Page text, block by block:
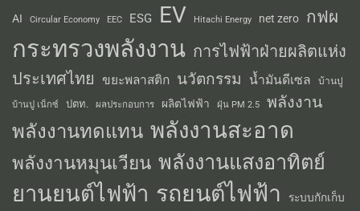
AI Circular Economy EEC ESG EV Hitachi Energy net zero กฟผ
กระทรวงพลังงาน การไฟฟ้าฝ่ายผลิตแห่ง
ประเทศไทย
ขยะพลาสติก นวัตกรรม น้ำมันดีเซล บ้านปู
บ้านปู เน็กซ์ ปตท. ผลประกอบการ ผลิตไฟฟ้า ฝุ่น PM 2.5 พลังงาน
พลังงานทดแทน พลังงานสะอาด
พลังงานหมุนเวียน พลังงานแสงอาทิตย์
ยานยนต์ไฟฟ้า รถยนต์ไฟฟ้า
ระบบกักเก็บ